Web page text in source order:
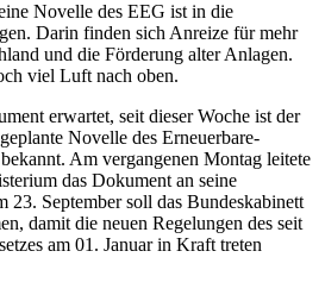
Novelle des EEG ist in die
Darin finden sich Anreize für mehr
und die Förderung alter Anlagen.
viel Luft nach oben.
erwartet, seit dieser Woche ist der
Novelle des Erneuerbare-
Am vergangenen Montag leitete
das Dokument an seine
23. September soll das Bundeskabinett
damit die neuen Regelungen des seit
am 01. Januar in Kraft treten